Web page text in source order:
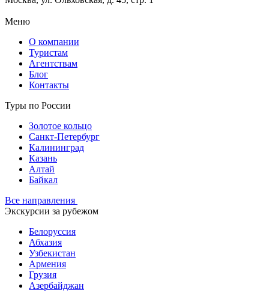
Меню
О компании
Туристам
Агентствам
Блог
Контакты
Туры по России
Золотое кольцо
Санкт-Петербург
Калининград
Казань
Алтай
Байкал
Все направления
Экскурсии за рубежом
Белоруссия
Абхазия
Узбекистан
Армения
Грузия
Азербайджан